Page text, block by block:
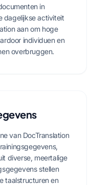
in
dagelijkse activiteit
aan om hoge
individuen en
overbruggen.
van DocTranslation
diverse, meertalige
stellen
taalstructuren en